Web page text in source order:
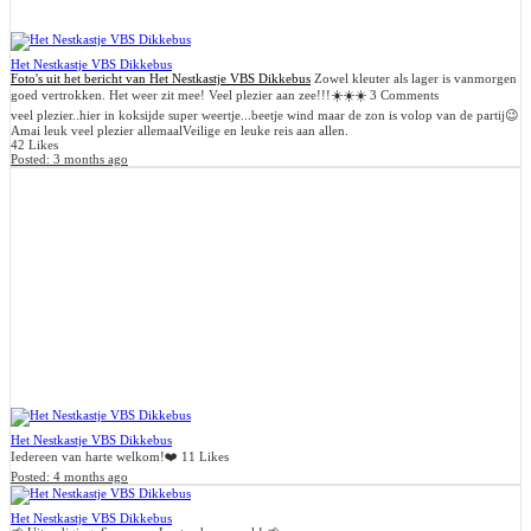
Het Nestkastje VBS Dikkebus
Foto's uit het bericht van Het Nestkastje VBS Dikkebus Zowel kleuter als lager is vanmorgen
goed vertrokken. Het weer zit mee! Veel plezier aan zee!!!☀️☀️☀️ 3 Comments
veel plezier..hier in koksijde super weertje...beetje wind maar de zon is volop van de partij😉
Amai leuk veel plezier allemaalVeilige en leuke reis aan allen.
42 Likes
Posted: 3 months ago
Het Nestkastje VBS Dikkebus
Iedereen van harte welkom!❤️ 11 Likes
Posted: 4 months ago
Het Nestkastje VBS Dikkebus